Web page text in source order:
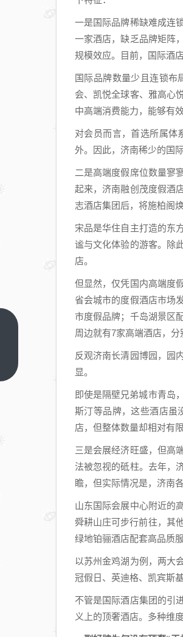
一是国际品牌稀缺难成连
一家酒店，缺乏品牌矩阵
规模效应。目前，国际酒
国际品牌数量少且连锁布
会、凯悦全球客、雅高心
中高端消费能力，能够有
对会员而言，首选所属体
外。因此，济南稀少的国
二是高端度假席位数量寥
起来，济南融创茂度假酒
志酒店集团后，将施柏阁
宋品是华住自主打造的东
谧与文化体验的游客。除
店。
但显然，仅凭国内高端度
省会城市的度假酒店市场
市度假品牌；千岛湖景区
周边就有7家高端酒店，
反观济南长清园博园，园
显。
即使是隔壁兄弟城市青岛
斯汀等品牌，这些酒店虽
店，但整体数量却相对有限
三是会展经济旺盛，但高
法被忽视的砥柱。去年，
瞻，但实际情况是，济南
山东国际会展中心附近的
舜耕山庄可步行前往，其
绿地铂骊酒店配套高品质
以苏州金鸡湖为例，两大
冠假日、英迪格、凯宾斯
不管是国际酒店集团的引
义上的顶奢酒店。多种维